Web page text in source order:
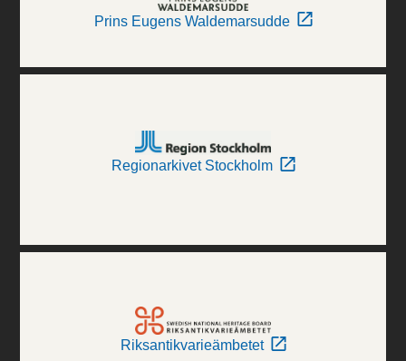
Prins Eugens Waldemarsudde
Regionarkivet Stockholm
Riksantikvarieämbetet